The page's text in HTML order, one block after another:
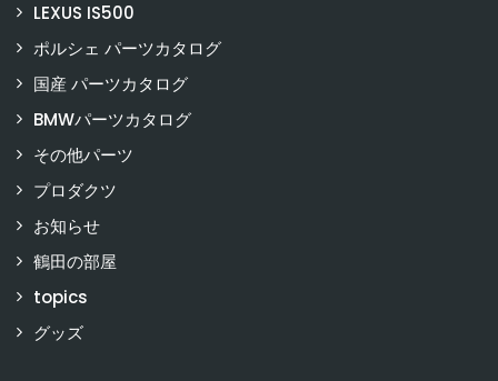
LEXUS IS500
ポルシェ パーツカタログ
国産 パーツカタログ
BMWパーツカタログ
その他パーツ
プロダクツ
お知らせ
鶴田の部屋
topics
グッズ